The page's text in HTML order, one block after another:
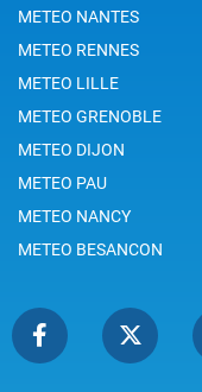
METEO NANTES
METEO RENNES
METEO LILLE
METEO GRENOBLE
METEO DIJON
METEO PAU
METEO NANCY
METEO BESANCON